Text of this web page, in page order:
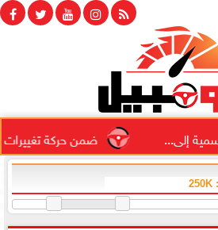
ضمن حركة تغييرات مباحث